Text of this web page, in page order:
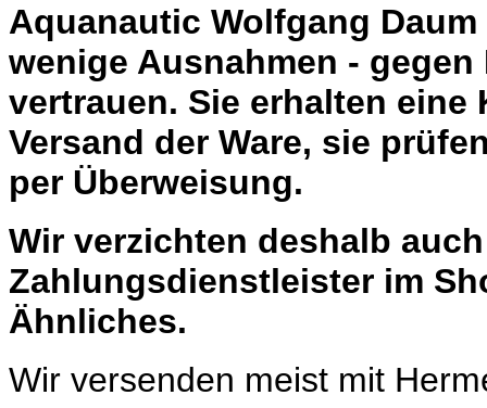
Aquanautic Wolfgang
wenige Ausnahmen -
vertrauen. Sie erhalten
Versand der Ware, sie
per Überweisung.
Wir verzichten deshalb
Zahlungsdienstleister im
Ähnliches.
Wir versenden meist mit